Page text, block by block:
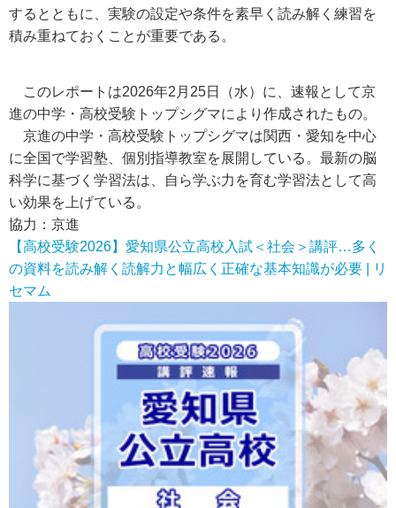
するとともに、実験の設定や条件を素早く読み解く練習を
積み重ねておくことが重要である。
このレポートは2026年2月25日（水）に、速報として京
進の中学・高校受験トップシグマにより作成されたもの。
京進の中学・高校受験トップシグマは関西・愛知を中心
に全国で学習塾、個別指導教室を展開している。最新の脳
科学に基づく学習法は、自ら学ぶ力を育む学習法として高
い効果を上げている。
協力：京進
【高校受験2026】愛知県公立高校入試＜社会＞講評…多く
の資料を読み解く読解力と幅広く正確な基本知識が必要 | リ
セマム